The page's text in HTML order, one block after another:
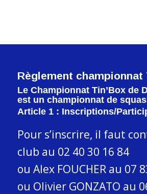
Règlement championnat
Le Championnat Tin’Box de
est un championnat de
Article 1 : Inscriptions/
Pour s’inscrire, il faut
club au 02 40 30 16 84
ou Alex FOUCHER au 07
ou Olivier GONZATO au